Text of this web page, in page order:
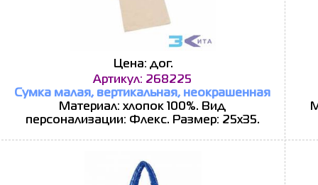
Цена: дог.
Артикул: 268225
Сумка малая, вертикальная, неокрашенная
Материал: хлопок 100%. Вид
персонализации: Флекс. Размер: 25х35.